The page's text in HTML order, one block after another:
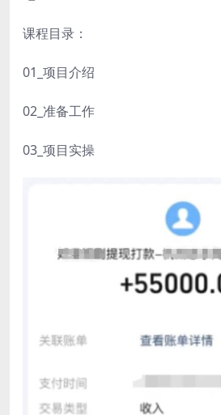
课程目录：
01_项目介绍
02_准备工作
03_项目实操